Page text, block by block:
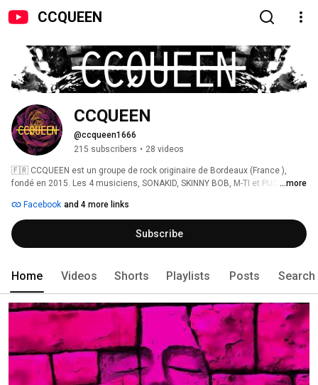
CCQUEEN
CCQUEEN
@ccqueen1666
215 subscribers • 28 videos
🇫🇷 CCQUEEN est un groupe de rock originaire de Bordeaux (France ),
fondé en 2015. Les 4 musiciens, SONAKID, SKINNY BOB, M-TI et PUCE
beaucoup de folie furieuse romantique! Accompagné du dessinateur
DAYGOR lors des concerts, la mise en scène combine alors effets
sonores et visuels, créant un envoûtement chamanique dans la lignée
insaisissable de Radiohead, Nick Cave, Pink Floyd, David Bowie, Archive,...
...more
Facebook and 4 more links
Subscribe
Home Videos Shorts Playlists Posts Search